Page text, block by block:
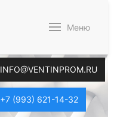
Меню
INFO@VENTINPROM.RU
+7 (993) 621-14-32